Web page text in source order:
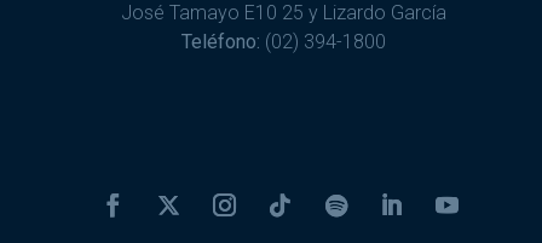
José Tamayo E10 25 y Lizardo García
Teléfono: (02) 394-1800